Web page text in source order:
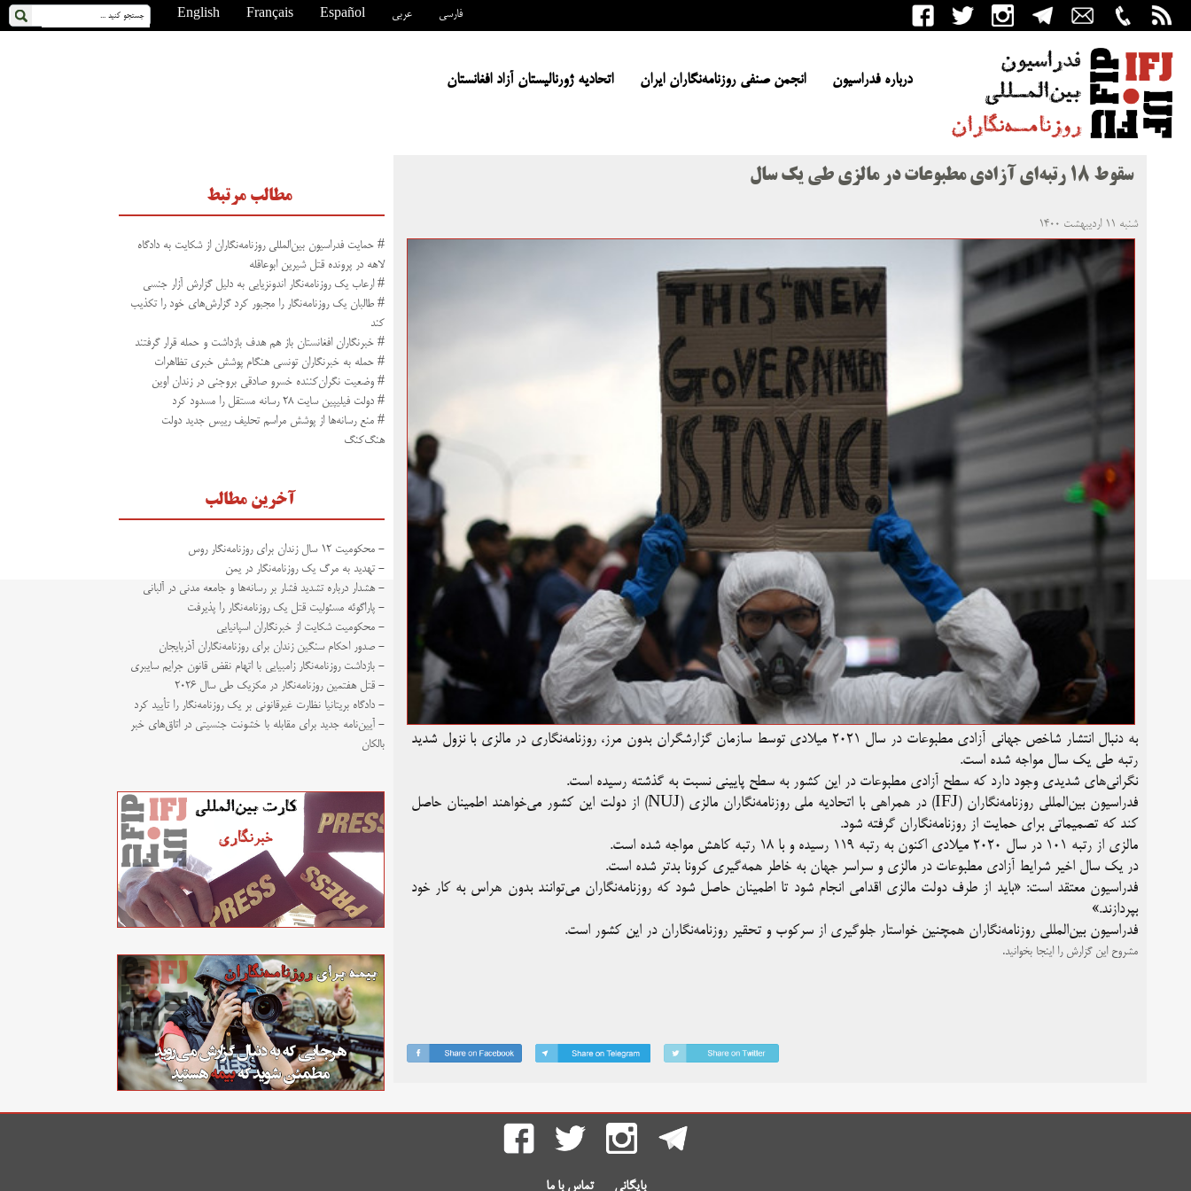
English Français Español عربی فارسی
درباره فدراسیون انجمن صنفی روزنامه‌نگاران ایران اتحادیه ژورنالیستان آزاد افغانستان
سقوط ۱۸ رتبه‌ای آزادی مطبوعات در مالزی طی یک سال
شنبه ۱۱ اردیبهشت ۱۴۰۰
به دنبال انتشار شاخص جهانی آزادی مطبوعات در سال ۲۰۲۱ میلادی توسط سازمان گزارشگران بدون مرز، روزنامه‌نگاری در مالزی با نزول شدید
رتبه طی یک سال مواجه شده است.
نگرانی‌های شدیدی وجود دارد که سطح آزادی مطبوعات در این کشور به سطح پایینی نسبت به گذشته رسیده است.
فدراسیون بین‌المللی روزنامه‌نگاران (IFJ) در همراهی با اتحادیه ملی روزنامه‌نگاران مالزی (NUJ) از دولت این کشور می‌خواهند اطمینان حاصل
کند که تصمیماتی برای حمایت از روزنامه‌نگاران گرفته شود.
مالزی از رتبه ۱۰۱ در سال ۲۰۲۰ میلادی اکنون به رتبه ۱۱۹ رسیده و با ۱۸ رتبه کاهش مواجه شده است.
در یک سال اخیر شرایط آزادی مطبوعات در مالزی و سراسر جهان به خاطر همه‌گیری کرونا بدتر شده است.
فدراسیون معتقد است: «باید از طرف دولت مالزی اقدامی انجام شود تا اطمینان حاصل شود که روزنامه‌نگاران می‌توانند بدون هراس به کار خود
بپردازند.»
فدراسیون بین‌المللی روزنامه‌نگاران همچنین خواستار جلوگیری از سرکوب و تحقیر روزنامه‌نگاران در این کشور است.
مشروح این گزارش را اینجا بخوانید.
مطالب مرتبط
# حمایت فدراسیون بین‌المللی روزنامه‌نگاران از شکایت به دادگاه
لاهه در پرونده قتل شیرین ابوعاقله
# ارعاب یک روزنامه‌نگار اندونزیایی به دلیل گزارش آزار جنسی
# طالبان یک روزنامه‌نگار را مجبور کرد گزارش‌های‌ خود را تکذیب
کند
# خبرنگاران افغانستان باز هم هدف بازداشت و حمله قرار گرفتند
# حمله به خبرنگاران تونسی هنگام پوشش خبری تظاهرات
# وضعیت نگران‌کننده خسرو صادقی بروجنی در زندان اوین
# دولت فیلیپین سایت ۲۸ رسانه‌‌ مستقل را مسدود کرد
# منع رسانه‌ها از پوشش مراسم تحلیف رییس جدید دولت
هنگ‌کنگ
آخرین مطالب
- محکومیت ۱۲ سال زندان برای روزنامه‌نگار روس
- تهدید به مرگ یک روزنامه‌نگار در یمن
- هشدار درباره تشدید فشار بر رسانه‌ها و جامعه مدنی در آلبانی
- پاراگوئه مسئولیت قتل یک روزنامه‌نگار را پذیرفت
- محکومیت شکایت از خبرنگاران اسپانیایی
- صدور احکام سنگین زندان برای روزنامه‌نگاران آذربایجان
- بازداشت روزنامه‌نگار زامبیایی با اتهام نقض قانون جرایم سایبری
- قتل هفتمین روزنامه‌نگار در مکزیک طی سال ۲۰۲۶
- دادگاه بریتانیا نظارت غیرقانونی بر یک روزنامه‌نگار را تأیید کرد
- آیین‌نامه جدید برای مقابله با خشونت جنسیتی در اتاق‌های خبر
بالکان
بایگانی تماس با ما